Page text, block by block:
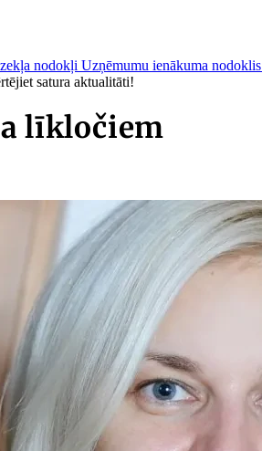
nodokļi Uzņēmumu ienākuma nodoklis
satura aktualitāti!
līkločiem